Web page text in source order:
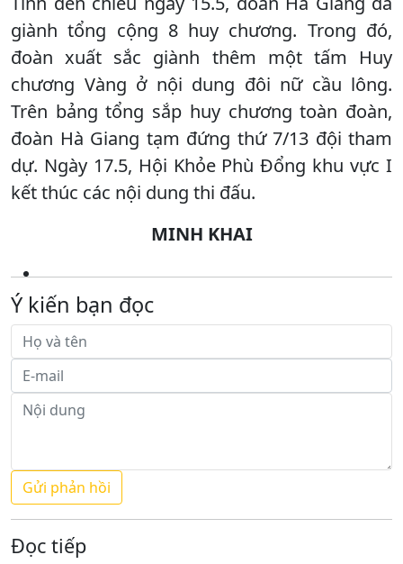
giành tổng cộng 8 huy chương. Trong đó,
đoàn xuất sắc giành thêm một tấm Huy
chương Vàng ở nội dung đôi nữ cầu lông.
Trên bảng tổng sắp huy chương toàn đoàn,
đoàn Hà Giang tạm đứng thứ 7/13 đội tham
dự. Ngày 17.5, Hội Khỏe Phù Đổng khu vực I
kết thúc các nội dung thi đấu.
MINH KHAI
Ý kiến bạn đọc
Đọc tiếp